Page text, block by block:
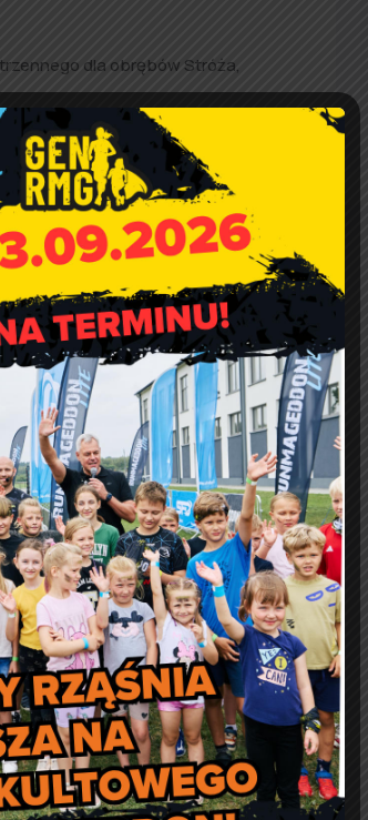
dla obrębów Stróża,
gmina Rząśnia,
gmina Rząśnia,
2023 r.
projektów miejscowych planów
za 2023
r.